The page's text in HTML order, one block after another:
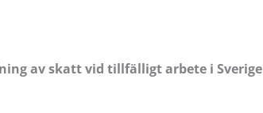
av skatt vid tillfälligt arbete i Sverige